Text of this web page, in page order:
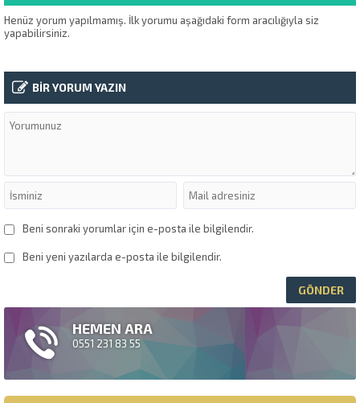
Henüz yorum yapılmamış. İlk yorumu aşağıdaki form aracılığıyla siz
yapabilirsiniz.
BİR YORUM YAZIN
Beni sonraki yorumlar için e-posta ile bilgilendir.
Beni yeni yazılarda e-posta ile bilgilendir.
HEMEN ARA
0551 231 83 55